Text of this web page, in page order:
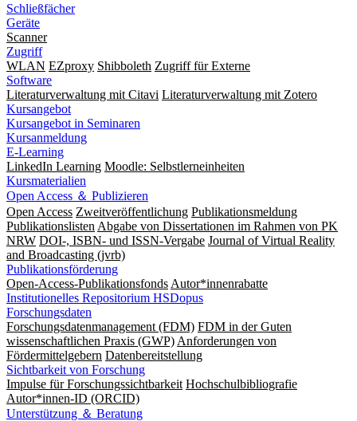
Schließfächer
Geräte
Scanner
Zugriff
WLAN EZproxy Shibboleth Zugriff für Externe
Software
Literaturverwaltung mit Citavi Literaturverwaltung mit Zotero
Kursangebot
Kursangebot in Seminaren
Kursanmeldung
E-Learning
LinkedIn Learning Moodle: Selbstlerneinheiten
Kursmaterialien
Open Access ＆ Publizieren
Open Access Zweitveröffentlichung Publikationsmeldung
Publikationslisten Abgabe von Dissertationen im Rahmen von PK
NRW DOI-, ISBN- und ISSN-Vergabe Journal of Virtual Reality
and Broadcasting (jvrb)
Publikationsförderung
Open-Access-Publikationsfonds Autor*innenrabatte
Institutionelles Repositorium HSDopus
Forschungsdaten
Forschungsdatenmanagement (FDM) FDM in der Guten
wissenschaftlichen Praxis (GWP) Anforderungen von
Fördermittelgebern Datenbereitstellung
Sichtbarkeit von Forschung
Impulse für Forschungssichtbarkeit Hochschulbibliografie
Autor*innen-ID (ORCID)
Unterstützung ＆ Beratung